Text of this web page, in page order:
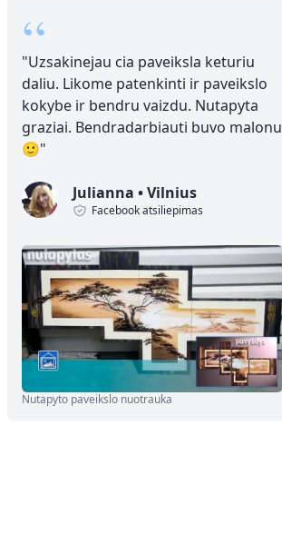
“
"Uzsakinejau cia paveiksla keturiu
daliu. Likome patenkinti ir paveikslo
kokybe ir bendru vaizdu. Nutapyta
graziai. Bendradarbiauti buvo malonu
🙂"
Julianna •Vilnius
Facebook atsiliepimas
Nutapyto paveikslo nuotrauka